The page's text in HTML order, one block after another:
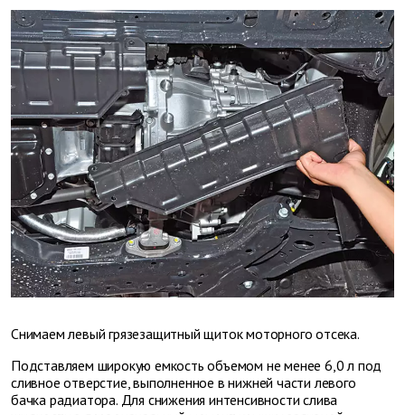
Снимаем левый грязезащитный щиток моторного отсека.
Подставляем широкую емкость объемом не менее 6,0 л под
сливное отверстие, выполненное в нижней части левого
бачка радиатора. Для снижения интенсивности слива